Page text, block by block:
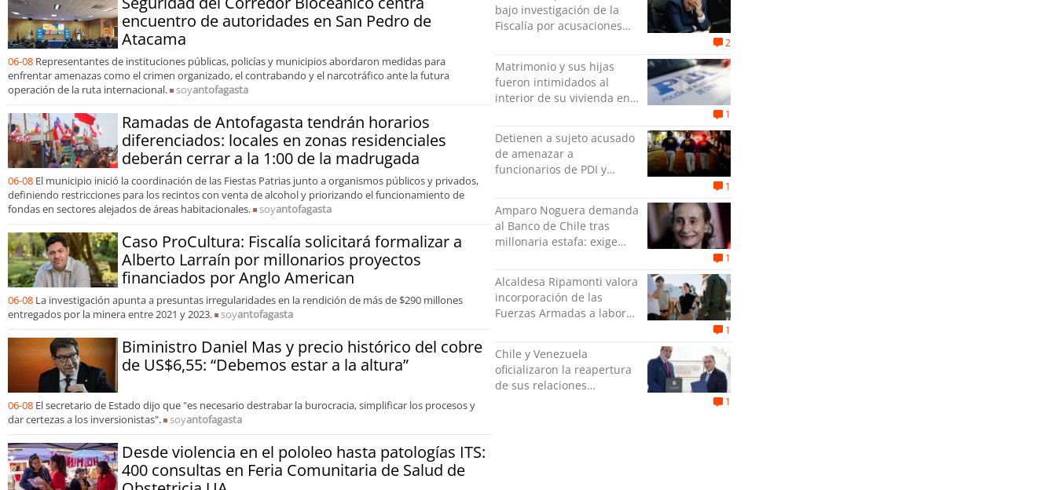
encuentro de autoridades en San Pedro de
Atacama
06-08 Representantes de instituciones públicas, policías y municipios abordaron medidas para
enfrentar amenazas como el crimen organizado, el contrabando y el narcotráfico ante la futura
operación de la ruta internacional.
soyantofagasta
Ramadas de Antofagasta tendrán horarios
diferenciados: locales en zonas residenciales
deberán cerrar a la 1:00 de la madrugada
06-08 El municipio inició la coordinación de las Fiestas Patrias junto a organismos públicos y privados,
definiendo restricciones para los recintos con venta de alcohol y priorizando el funcionamiento de
fondas en sectores alejados de áreas habitacionales.
soyantofagasta
Caso ProCultura: Fiscalía solicitará formalizar a
Alberto Larraín por millonarios proyectos
financiados por Anglo American
06-08 La investigación apunta a presuntas irregularidades en la rendición de más de $290 millones
entregados por la minera entre 2021 y 2023.
soyantofagasta
Biministro Daniel Mas y precio histórico del cobre
de US$6,55: “Debemos estar a la altura”
06-08 El secretario de Estado dijo que "es necesario destrabar la burocracia, simplificar los procesos y
dar certezas a los inversionistas".
soyantofagasta
Desde violencia en el pololeo hasta patologías ITS:
400 consultas en Feria Comunitaria de Salud de
bajo investigación de la
Fiscalía por acusaciones
su pareja
2
Matrimonio y sus hijas
fueron intimidados al
interior de su vivienda en
1
Detienen a sujeto acusado
de amenazar a
funcionarios de PDI y
Verde
1
Amparo Noguera demanda
al Banco de Chile tras
millonaria estafa: exige
1
Alcaldesa Ripamonti valora
incorporación de las
Fuerzas Armadas a labores
“responsabilidad política”
1
Chile y Venezuela
oficializaron la reapertura
de sus relaciones
1